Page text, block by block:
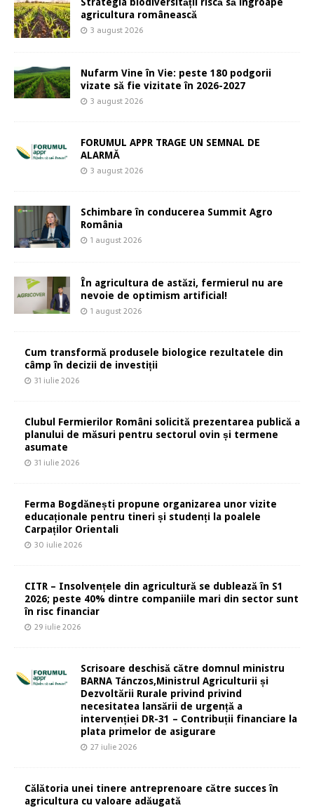
agricultura românească
3 august 2026
Nufarm Vine în Vie: peste 180 podgorii
vizate să fie vizitate în 2026-2027
3 august 2026
FORUMUL APPR TRAGE UN SEMNAL DE
ALARMĂ
3 august 2026
Schimbare în conducerea Summit Agro
România
1 august 2026
În agricultura de astăzi, fermierul nu are
nevoie de optimism artificial!
1 august 2026
Cum transformă produsele biologice rezultatele din
câmp în decizii de investiții
31 iulie 2026
Clubul Fermierilor Români solicită prezentarea publică a
planului de măsuri pentru sectorul ovin și termene
asumate
31 iulie 2026
Ferma Bogdănești propune organizarea unor vizite
educaționale pentru tineri și studenți la poalele
Carpaților Orientali
30 iulie 2026
CITR – Insolvențele din agricultură se dublează în S1
2026; peste 40% dintre companiile mari din sector sunt
în risc financiar
29 iulie 2026
Scrisoare deschisă către domnul ministru
BARNA Tánczos,Ministrul Agriculturii și
Dezvoltării Rurale privind privind
necesitatea lansării de urgență a
intervenției DR-31 – Contribuții financiare la
plata primelor de asigurare
27 iulie 2026
Călătoria unei tinere antreprenoare către succes în
agricultura cu valoare adăugată